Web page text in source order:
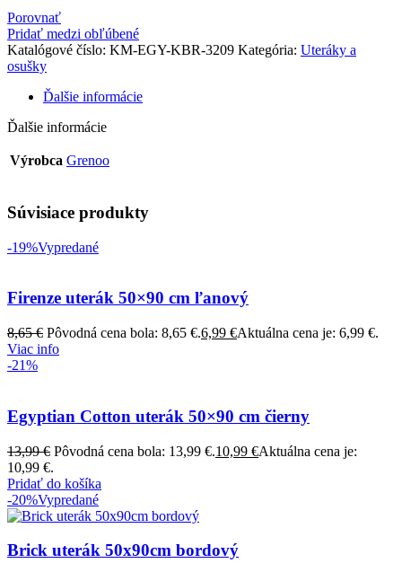
Porovnať
Pridať medzi obľúbené
Katalógové číslo: KM-EGY-KBR-3209 Kategória: Uteráky a
osušky
Ďalšie informácie
Ďalšie informácie
Výrobca Grenoo
Súvisiace produkty
-19%Vypredané
Firenze uterák 50×90 cm ľanový
8,65€ Pôvodná cena bola: 8,65 €.6,99 €Aktuálna cena je: 6,99 €.
Viac info
-21%
Egyptian Cotton uterák 50×90 cm čierny
13,99€ Pôvodná cena bola: 13,99 €.10,99 €Aktuálna cena je:
10,99 €.
Pridať do košíka
-20%Vypredané
Brick uterák 50x90cm bordový